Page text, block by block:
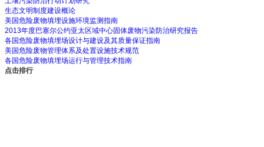
生态文明制度建设概论
美国危险废物填埋设施环境监测指南
2013年度巴塞尔公约亚太区域中心固体废物污染防治研究报告
各国危险废物填埋场设计与建设及其质量保证指南
美国危险废物管理体系及处置设施技术规范
各国危险废物填埋场运行与管理技术指南
点击排行